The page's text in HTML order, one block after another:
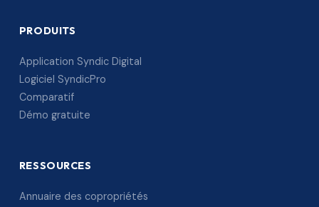
PRODUITS
Application Syndic Digital
Logiciel SyndicPro
Comparatif
Démo gratuite
RESSOURCES
Annuaire des copropriétés